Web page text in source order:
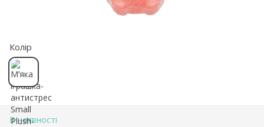
Колір
В наявності